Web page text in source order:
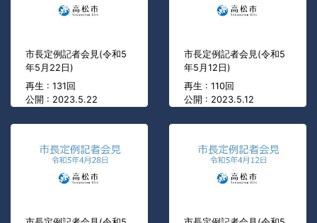
市長定例記者会見(令和5
年5月22日)
再生 : 131回
公開 : 2023.5.22
市長定例記者会見(令和5
年5月12日)
再生 : 110回
公開 : 2023.5.12